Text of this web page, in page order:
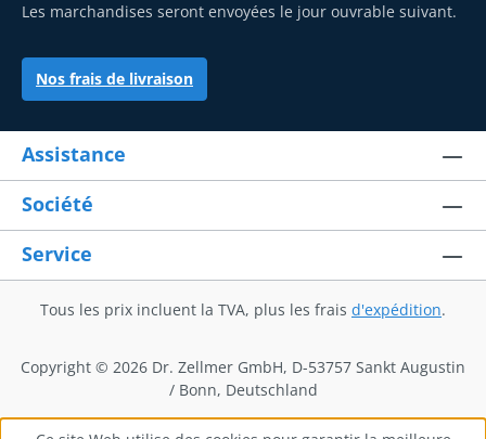
Les marchandises seront envoyées le jour ouvrable suivant.
Nos frais de livraison
Assistance
Société
Service
Tous les prix incluent la TVA, plus les frais d'expédition.
Copyright © 2026 Dr. Zellmer GmbH, D-53757 Sankt Augustin
/ Bonn, Deutschland